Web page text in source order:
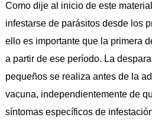
Como dije al inicio de este
infestarse de parásitos desde los
ello es importante que la primera
a partir de ese período. La
pequeños se realiza antes de la
vacuna, independientemente de
síntomas específicos de